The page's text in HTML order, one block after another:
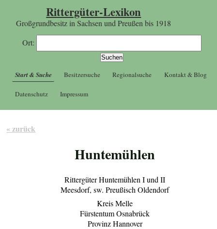
Rittergüter-Lexikon
Großgrundbesitz in Sachsen und Preußen bis 1918
Ort:
Start & Suche Besitzersuche Regionalsuche Kontakt & Blog
Datenschutz Impressum
« zurück
Huntemühlen
Rittergüter Huntemühlen I und II
Meesdorf, sw. Preußisch Oldendorf
Kreis Melle
Fürstentum Osnabrück
Provinz Hannover